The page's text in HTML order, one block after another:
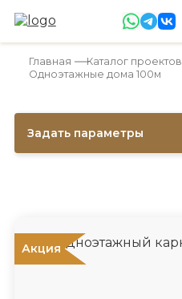
Главная Каталог проектов
Одноэтажные дома 100м
Задать параметры
ХИТ!
Акция